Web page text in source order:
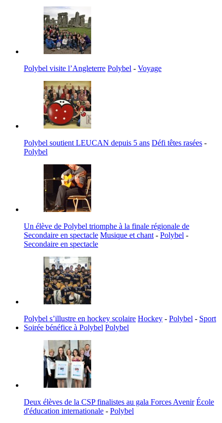
Polybel visite l’Angleterre Polybel - Voyage
Polybel soutient LEUCAN depuis 5 ans Défi têtes rasées -
Polybel
Un élève de Polybel triomphe à la finale régionale de
Secondaire en spectacle Musique et chant- Polybel -
Secondaire en spectacle
Polybel s’illustre en hockey scolaire Hockey - Polybel - Sport
Soirée bénéfice à Polybel Polybel
Deux élèves de la CSP finalistes au gala Forces Avenir École
d'éducation internationale - Polybel